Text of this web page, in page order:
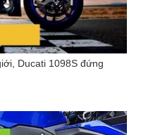
Ducati 1098S đứng